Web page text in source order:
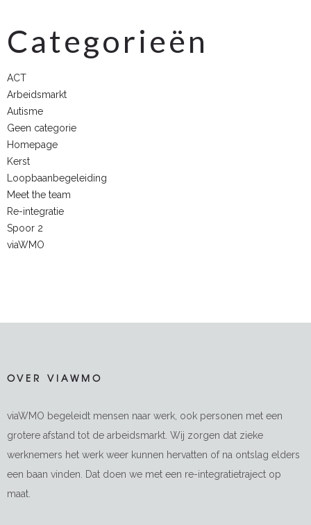
Categorieën
ACT
Arbeidsmarkt
Autisme
Geen categorie
Homepage
Kerst
Loopbaanbegeleiding
Meet the team
Re-integratie
Spoor 2
viaWMO
OVER VIAWMO
viaWMO begeleidt mensen naar werk, ook personen met een
grotere afstand tot de arbeidsmarkt. Wij zorgen dat zieke
werknemers het werk weer kunnen hervatten of na ontslag elders
een baan vinden. Dat doen we met een re-integratietraject op
maat.